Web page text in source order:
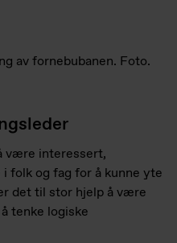
være interessert,
folk og fag for å kunne yte
det til stor hjelp å være
tenke logiske